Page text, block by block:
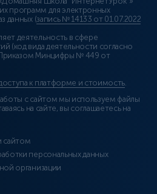
программ для электронных
данных (запись № 14133 от 01.07.2022
деятельность в сфере
(код вида деятельности согласно
Минцифры № 449 от
к платформе и стоимость.
с сайтом мы используем файлы
на сайте, вы соглашаетесь на
сайтом
персональных данных
организации